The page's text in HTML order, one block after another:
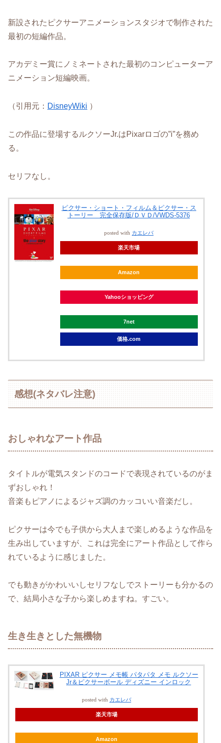
新設されたピクサーアニメーションスタジオで制作された
最初の短編作品。
アカデミー賞にノミネートされた最初のコンピューターア
ニメーション短編映画。
（引用元： DisneyWiki ）
この作品に登場するルクソーJr.はPixarロゴの”i”を務め
る。
セリフなし。
ピクサー・ショート・フィルム＆ピクサー・ス
トーリー 完全保存版/ＤＶＤ/VWDS-5376
posted with カエレバ
楽天市場
Amazon
Yahooショッピング
7net
価格.com
感想(ネタバレ注意)
おしゃれなアート作品
タイトルが電気スタンドのコードで表現されているのがま
ずおしゃれ！
音楽もピアノによるジャズ調のカッコいい音楽だし。
ピクサーは今でも子供から大人まで楽しめるような作品を
生み出していますが、これは完全にアート作品として作ら
れているように感じました。
でも動きがかわいいしセリフなしでストーリーも分かるの
で、結局小さな子から楽しめますね。すごい。
生き生きとした無機物
PIXAR ピクサー メモ帳 パタパタ メモ ルクソー
Jr＆ピクサーボール ディズニー インロック
posted with カエレバ
楽天市場
Amazon